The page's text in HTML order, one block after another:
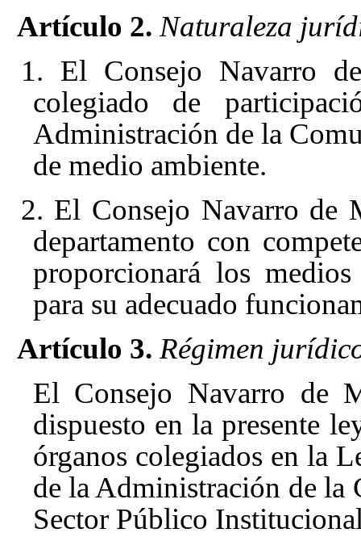
Artículo 2. Naturaleza
1. El Consejo Navarro
colegiado de
Administración de la
de medio ambiente.
2. El Consejo Navarro de
departamento con
proporcionará los
para su adecuado
Artículo 3. Régimen
El Consejo Navarro de
dispuesto en la presente
órganos colegiados en la
de la Administración de la
Sector Público